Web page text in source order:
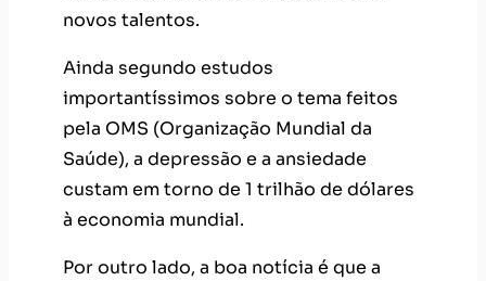
novos talentos.
Ainda segundo estudos
importantíssimos sobre o tema feitos
pela OMS (Organização Mundial da
Saúde), a depressão e a ansiedade
custam em torno de 1 trilhão de dólares
à economia mundial.
Por outro lado, a boa notícia é que a